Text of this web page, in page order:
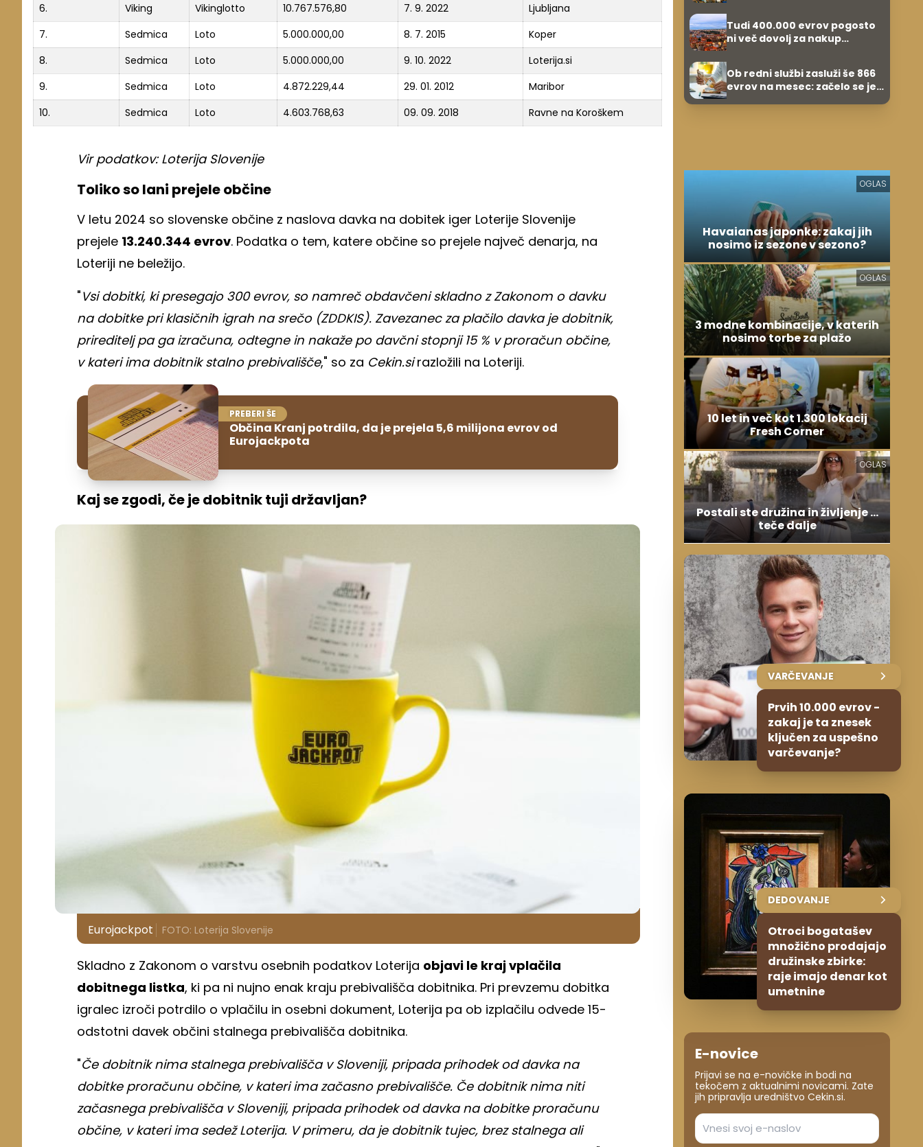
6.
Viking Vikinglotto 10.767.576,80 7. 9. 2022
Ljubljana
7.
Sedmica Loto 5.000.000,00 8. 7. 2015
Koper
8.
Sedmica Loto 5.000.000,00 9. 10. 2022
Loterija.si
9.
Sedmica Loto 4.872.229,44 29. 01. 2012
Maribor
10.
Sedmica Loto 4.603.768,63 09. 09. 2018 Ravne na Koroškem
Vir podatkov: Loterija Slovenije
Toliko so lani prejele občine
V letu 2024 so slovenske občine z naslova davka na dobitek iger Loterije Slovenije
prejele 13.240.344 evrov. Podatka o tem, katere občine so prejele največ denarja, na
Loteriji ne beležijo.
"Vsi dobitki, ki presegajo 300 evrov, so namreč obdavčeni skladno z Zakonom o davku
na dobitke pri klasičnih igrah na srečo (ZDDKIS). Zavezanec za plačilo davka je dobitnik,
prireditelj pa ga izračuna, odtegne in nakaže po davčni stopnji 15 % v proračun občine,
v kateri ima dobitnik stalno prebivališče," so za Cekin.sirazložili na Loteriji.
PREBERI ŠE
Občina Kranj potrdila, da je prejela 5,6 milijona evrov od
Eurojackpota
Kaj se zgodi, če je dobitnik tuji državljan?
Eurojackpot FOTO: Loterija Slovenije
Skladno z Zakonom o varstvu osebnih podatkov Loterija objavi le kraj vplačila
dobitnega listka, ki pa ni nujno enak kraju prebivališča dobitnika. Pri prevzemu dobitka
igralec izroči potrdilo o vplačilu in osebni dokument, Loterija pa ob izplačilu odvede 15-
odstotni davek občini stalnega prebivališča dobitnika.
"Če dobitnik nima stalnega prebivališča v Sloveniji, pripada prihodek od davka na
dobitke proračunu občine, v kateri ima začasno prebivališče. Če dobitnik nima niti
začasnega prebivališča v Sloveniji, pripada prihodek od davka na dobitke proračunu
občine, v kateri ima sedež Loterija. V primeru, da je dobitnik tujec, brez stalnega ali
Tudi 400.000 evrov pogosto
ni več dovolj za nakup
Ob redni službi zasluži še 866
evrov na mesec: začelo se je
OGLAS
Havaianas japonke: zakaj jih
nosimo iz sezone v sezono?
OGLAS
3 modne kombinacije, v katerih
nosimo torbe za plažo
10 let in več kot 1.300 lokacij
Fresh Corner
OGLAS
Postali ste družina in življenje ...
teče dalje
VARČEVANJE
Prvih 10.000 evrov -
zakaj je ta znesek
ključen za uspešno
varčevanje?
DEDOVANJE
Otroci bogatašev
množično prodajajo
družinske zbirke:
raje imajo denar kot
umetnine
E-novice
Prijavi se na e-novičke in bodi na
tekočem z aktualnimi novicami. Zate
jih pripravlja uredništvo Cekin.si.